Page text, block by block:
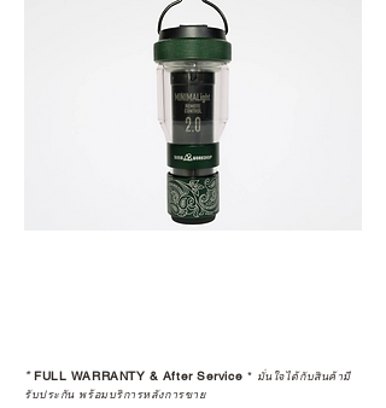
*FULL WARRANTY & After Service * มั่นใจได้กับสินค้ามี
รับประกัน พร้อมบริการหลังการขาย